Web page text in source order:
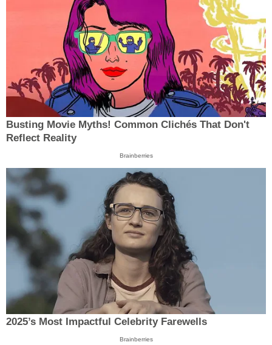
Busting Movie Myths! Common Clichés That Don't
Reflect Reality
Brainberries
2025’s Most Impactful Celebrity Farewells
Brainberries